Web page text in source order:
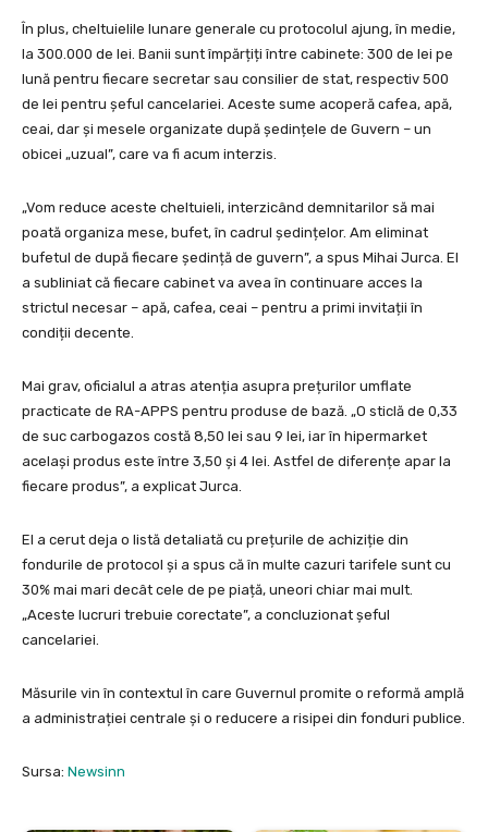
În plus, cheltuielile lunare generale cu protocolul ajung, în medie,
la 300.000 de lei. Banii sunt împărțiți între cabinete: 300 de lei pe
lună pentru fiecare secretar sau consilier de stat, respectiv 500
de lei pentru șeful cancelariei. Aceste sume acoperă cafea, apă,
ceai, dar și mesele organizate după ședințele de Guvern – un
obicei „uzual”, care va fi acum interzis.
„Vom reduce aceste cheltuieli, interzicând demnitarilor să mai
poată organiza mese, bufet, în cadrul ședințelor. Am eliminat
bufetul de după fiecare ședință de guvern”, a spus Mihai Jurca. El
a subliniat că fiecare cabinet va avea în continuare acces la
strictul necesar – apă, cafea, ceai – pentru a primi invitații în
condiții decente.
Mai grav, oficialul a atras atenția asupra prețurilor umflate
practicate de RA-APPS pentru produse de bază. „O sticlă de 0,33
de suc carbogazos costă 8,50 lei sau 9 lei, iar în hipermarket
același produs este între 3,50 și 4 lei. Astfel de diferențe apar la
fiecare produs”, a explicat Jurca.
El a cerut deja o listă detaliată cu prețurile de achiziție din
fondurile de protocol și a spus că în multe cazuri tarifele sunt cu
30% mai mari decât cele de pe piață, uneori chiar mai mult.
„Aceste lucruri trebuie corectate”, a concluzionat șeful
cancelariei.
Măsurile vin în contextul în care Guvernul promite o reformă amplă
a administrației centrale și o reducere a risipei din fonduri publice.
Sursa: Newsinn